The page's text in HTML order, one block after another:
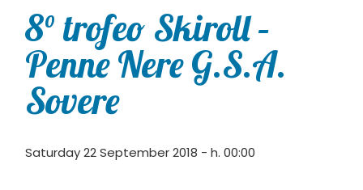
8° trofeo Skiroll –
Penne Nere G.S.A.
Sovere
Saturday 22 September 2018 - h. 00:00